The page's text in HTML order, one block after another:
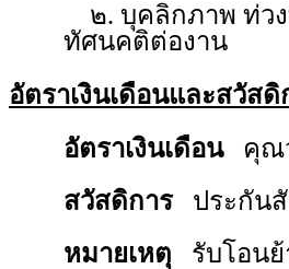
๒. บุคลิกภาพ ท่ว
ทัศนคติต่องาน
อัตราเงินเดือนและสวัสดิ
อัตราเงินเดือนคุณวุ
สวัสดิการประกันสั
หมายเหตุ รับโอนย้